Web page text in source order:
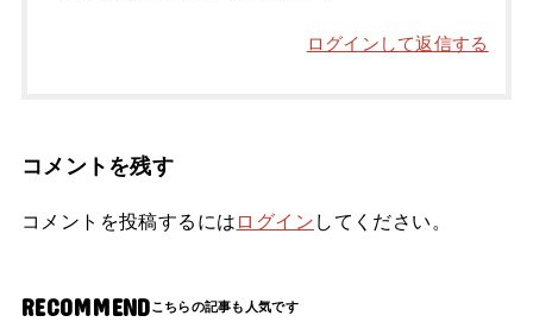
ログインして返信する
コメントを残す
コメントを投稿するには ログイン してください。
RECOMMEND